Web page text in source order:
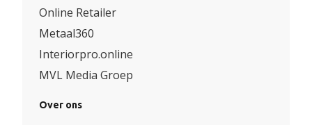
Online Retailer
Metaal360
Interiorpro.online
MVL Media Groep
Over ons